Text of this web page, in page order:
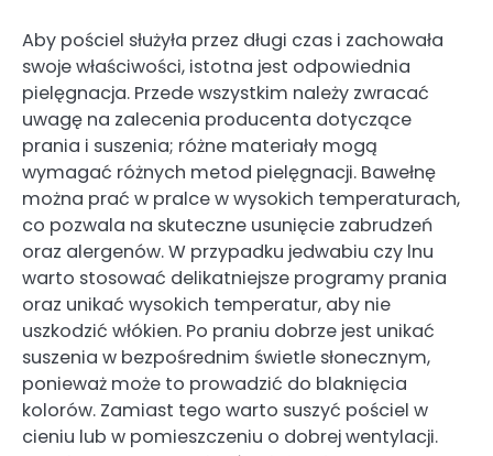
Aby pościel służyła przez długi czas i zachowała
swoje właściwości, istotna jest odpowiednia
pielęgnacja. Przede wszystkim należy zwracać
uwagę na zalecenia producenta dotyczące
prania i suszenia; różne materiały mogą
wymagać różnych metod pielęgnacji. Bawełnę
można prać w pralce w wysokich temperaturach,
co pozwala na skuteczne usunięcie zabrudzeń
oraz alergenów. W przypadku jedwabiu czy lnu
warto stosować delikatniejsze programy prania
oraz unikać wysokich temperatur, aby nie
uszkodzić włókien. Po praniu dobrze jest unikać
suszenia w bezpośrednim świetle słonecznym,
ponieważ może to prowadzić do blaknięcia
kolorów. Zamiast tego warto suszyć pościel w
cieniu lub w pomieszczeniu o dobrej wentylacji.